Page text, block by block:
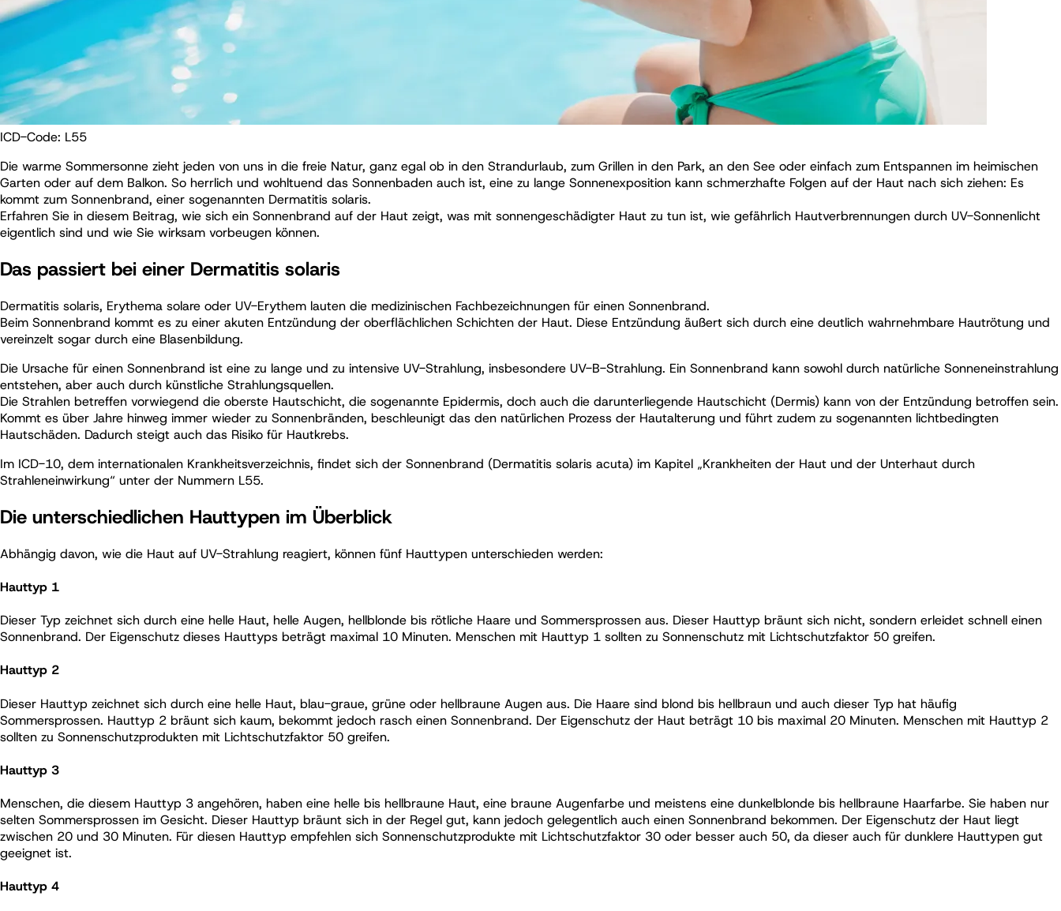
ICD-Code: L55
Die warme Sommersonne zieht jeden von uns in die freie Natur, ganz egal ob in den Strandurlaub, zum Grillen in den Park, an den See oder einfach zum Entspannen im heimischen
Garten oder auf dem Balkon. So herrlich und wohltuend das Sonnenbaden auch ist, eine zu lange Sonnenexposition kann schmerzhafte Folgen auf der Haut nach sich ziehen: Es
kommt zum Sonnenbrand, einer sogenannten Dermatitis solaris.
Erfahren Sie in diesem Beitrag, wie sich ein Sonnenbrand auf der Haut zeigt, was mit sonnengeschädigter Haut zu tun ist, wie gefährlich Hautverbrennungen durch UV-Sonnenlicht
eigentlich sind und wie Sie wirksam vorbeugen können.
Das passiert bei einer Dermatitis solaris
Dermatitis solaris, Erythema solare oder UV-Erythem lauten die medizinischen Fachbezeichnungen für einen Sonnenbrand.
Beim Sonnenbrand kommt es zu einer akuten Entzündung der oberflächlichen Schichten der Haut. Diese Entzündung äußert sich durch eine deutlich wahrnehmbare Hautrötung und
vereinzelt sogar durch eine Blasenbildung.
Die Ursache für einen Sonnenbrand ist eine zu lange und zu intensive UV-Strahlung, insbesondere UV-B-Strahlung. Ein Sonnenbrand kann sowohl durch natürliche Sonneneinstrahlung
entstehen, aber auch durch künstliche Strahlungsquellen.
Die Strahlen betreffen vorwiegend die oberste Hautschicht, die sogenannte Epidermis, doch auch die darunterliegende Hautschicht (Dermis) kann von der Entzündung betroffen sein.
Kommt es über Jahre hinweg immer wieder zu Sonnenbränden, beschleunigt das den natürlichen Prozess der Hautalterung und führt zudem zu sogenannten lichtbedingten
Hautschäden. Dadurch steigt auch das Risiko für Hautkrebs.
Im ICD-10, dem internationalen Krankheitsverzeichnis, findet sich der Sonnenbrand (Dermatitis solaris acuta) im Kapitel „Krankheiten der Haut und der Unterhaut durch
Strahleneinwirkung“ unter der Nummern L55.
Die unterschiedlichen Hauttypen im Überblick
Abhängig davon, wie die Haut auf UV-Strahlung reagiert, können fünf Hauttypen unterschieden werden:
Hauttyp 1
Dieser Typ zeichnet sich durch eine helle Haut, helle Augen, hellblonde bis rötliche Haare und Sommersprossen aus. Dieser Hauttyp bräunt sich nicht, sondern erleidet schnell einen
Sonnenbrand. Der Eigenschutz dieses Hauttyps beträgt maximal 10 Minuten. Menschen mit Hauttyp 1 sollten zu Sonnenschutz mit Lichtschutzfaktor 50 greifen.
Hauttyp 2
Dieser Hauttyp zeichnet sich durch eine helle Haut, blau-graue, grüne oder hellbraune Augen aus. Die Haare sind blond bis hellbraun und auch dieser Typ hat häufig
Sommersprossen. Hauttyp 2 bräunt sich kaum, bekommt jedoch rasch einen Sonnenbrand. Der Eigenschutz der Haut beträgt 10 bis maximal 20 Minuten. Menschen mit Hauttyp 2
sollten zu Sonnenschutzprodukten mit Lichtschutzfaktor 50 greifen.
Hauttyp 3
Menschen, die diesem Hauttyp 3 angehören, haben eine helle bis hellbraune Haut, eine braune Augenfarbe und meistens eine dunkelblonde bis hellbraune Haarfarbe. Sie haben nur
selten Sommersprossen im Gesicht. Dieser Hauttyp bräunt sich in der Regel gut, kann jedoch gelegentlich auch einen Sonnenbrand bekommen. Der Eigenschutz der Haut liegt
zwischen 20 und 30 Minuten. Für diesen Hauttyp empfehlen sich Sonnenschutzprodukte mit Lichtschutzfaktor 30 oder besser auch 50, da dieser auch für dunklere Hauttypen gut
geeignet ist.
Hauttyp 4